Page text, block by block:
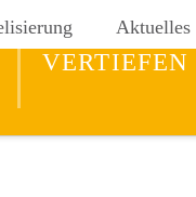
Aktuelles
GLAUBEN
VERTIEFEN